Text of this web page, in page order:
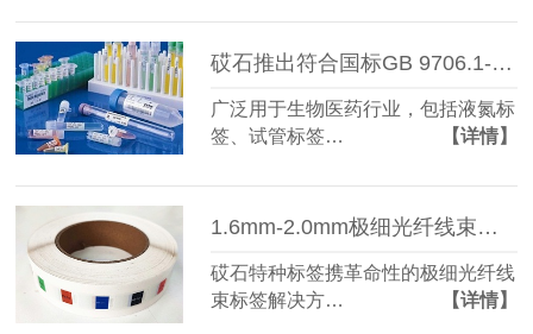
砹石推出符合国标GB 9706.1-2020的医疗标签
广泛用于生物医药行业，包括液氮标
签、试管标签…
【详情】
1.6mm-2.0mm极细光纤线束标签贴标，通过欧洲环保认证
砹石特种标签携革命性的极细光纤线
束标签解决方…
【详情】